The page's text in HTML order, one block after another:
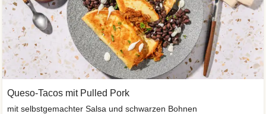
Queso-Tacos mit Pulled Pork
mit selbstgemachter Salsa und schwarzen Bohnen